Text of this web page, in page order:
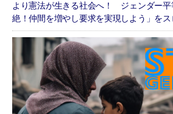
より憲法が生きる社会へ！ ジェンダー平
絶！仲間を増やし要求を実現しよう」を